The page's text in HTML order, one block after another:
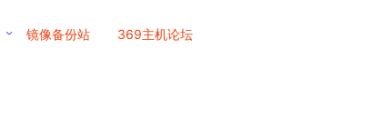
镜像备份站 369主机论坛